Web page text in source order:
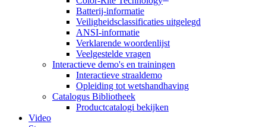
Batterij-informatie
Veiligheidsclassificaties uitgelegd
ANSI-informatie
Verklarende woordenlijst
Veelgestelde vragen
Interactieve demo's en trainingen
Interactieve straaldemo
Opleiding tot wetshandhaving
Catalogus Bibliotheek
Productcatalogi bekijken
Video